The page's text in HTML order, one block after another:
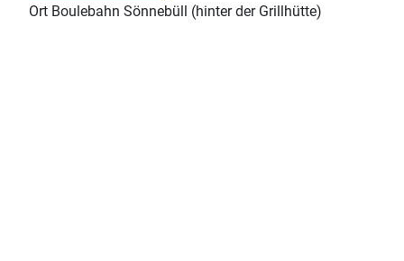
Ort Boulebahn Sönnebüll (hinter der Grillhütte)